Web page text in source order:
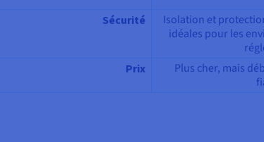
Sécurité
Isolation et
idéales pour les
Prix
Plus cher, mais